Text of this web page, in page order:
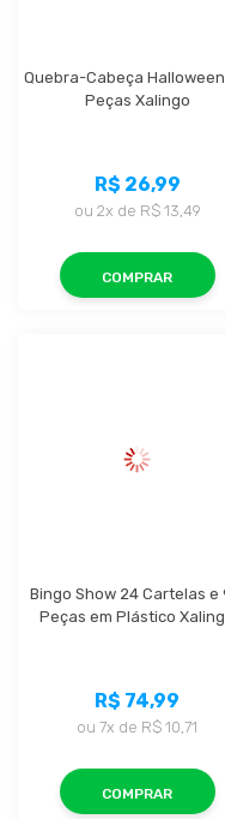
Quebra-Cabeça
Peças Xalingo
R$ 26,99
ou 2x de R$ 13,49
COMPRAR
Bingo Show 24 Cartelas e
Peças em Plástico
R$ 74,99
ou 7x de R$ 10,71
COMPRAR